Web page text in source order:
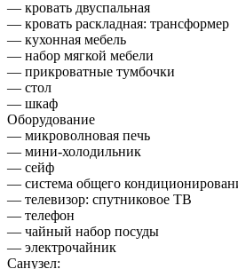
— кровать двуспальная
— кровать раскладная: трансформер
— кухонная мебель
— набор мягкой мебели
— прикроватные тумбочки
— стол
— шкаф
Оборудование
— микроволновая печь
— мини-холодильник
— сейф
— система общего
— телевизор: спутниковое ТВ
— телефон
— чайный набор посуды
— электрочайник
Санузел: